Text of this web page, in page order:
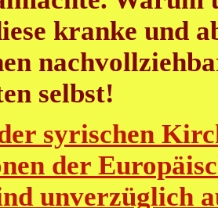
kranke und
selbst!
syrischen
der
unverzüglich